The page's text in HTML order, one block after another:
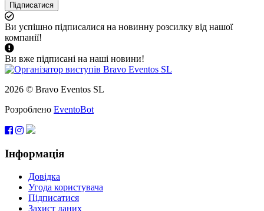
Підписатися
Ви успішно підписалися на новинну розсилку від нашої
компанії!
Ви вже підписані на наші новини!
2026 © Bravo Eventos SL
Розроблено EventoBot
Інформація
Довідка
Угода користувача
Підписатися
Захист даних